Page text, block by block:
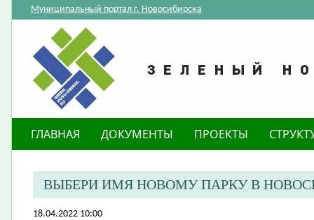
Муниципальный портал г. Новосибирска
ГЛАВНАЯ ДОКУМЕНТЫ ПРОЕКТЫ
ВЫБЕРИ ИМЯ НОВОМУ ПАРКУ В
18.04.2022 10:00